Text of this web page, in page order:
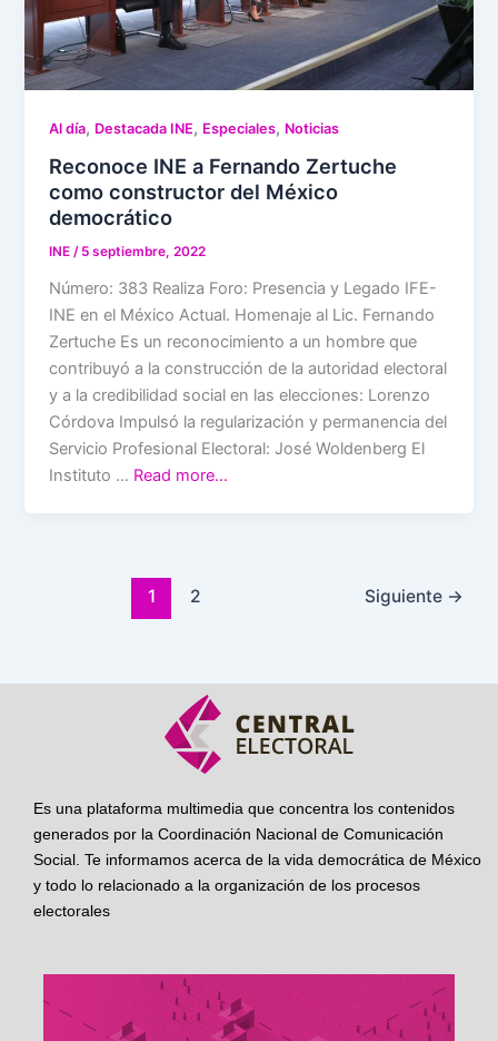
Al día, Destacada INE, Especiales, Noticias
Reconoce INE a Fernando Zertuche
como constructor del México
democrático
INE/ 5 septiembre, 2022
Número: 383 Realiza Foro: Presencia y Legado IFE-
INE en el México Actual. Homenaje al Lic. Fernando
Zertuche Es un reconocimiento a un hombre que
contribuyó a la construcción de la autoridad electoral
y a la credibilidad social en las elecciones: Lorenzo
Córdova Impulsó la regularización y permanencia del
Servicio Profesional Electoral: José Woldenberg El
Instituto … Read more…
1 2 Siguiente →
Es una plataforma multimedia que concentra los contenidos
generados por la Coordinación Nacional de Comunicación
Social. Te informamos acerca de la vida democrática de México
y todo lo relacionado a la organización de los procesos
electorales